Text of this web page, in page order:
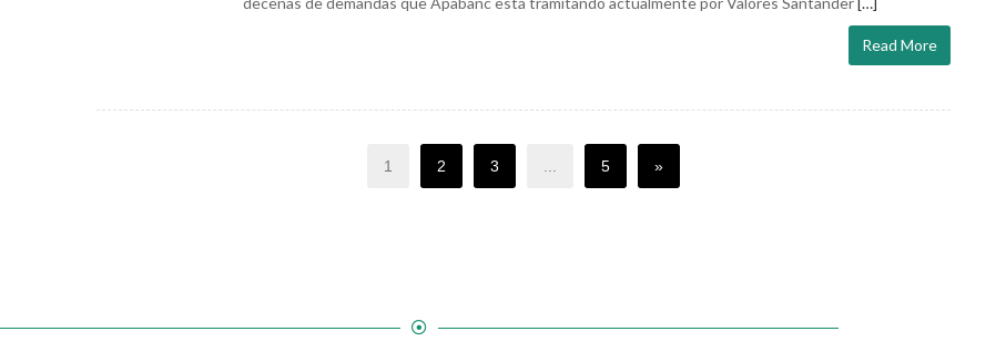
Read More
1 2 3 5 »